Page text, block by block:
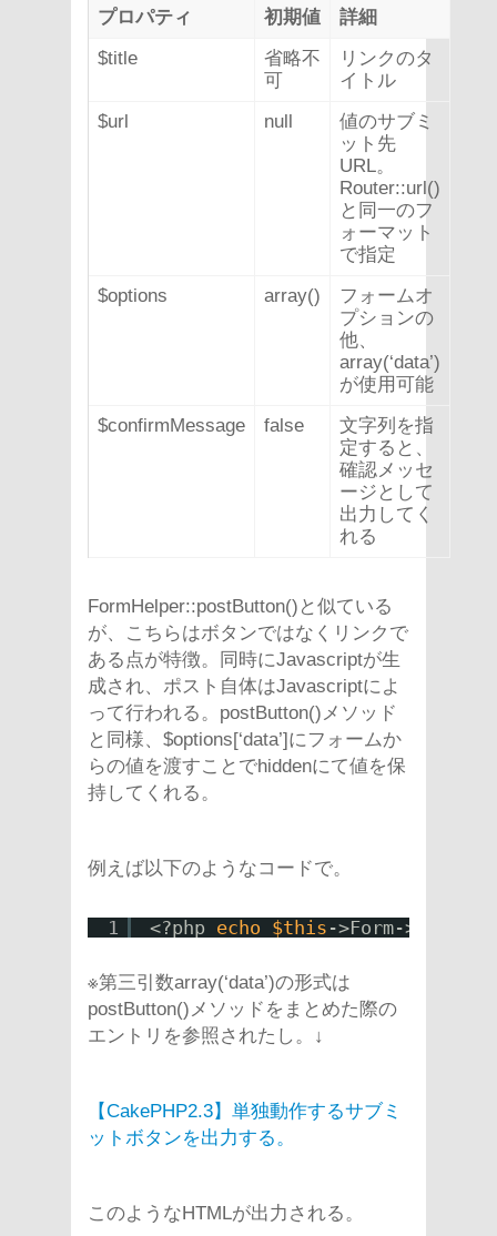
プロパティ 初期値
詳細
$title
省略不
可
リンクのタ
イトル
$url
null
値のサブミ
ット先
URL。
Router::url()
と同一のフ
ォーマット
で指定
$options
array()
フォームオ
プションの
他、
array(‘data’)
が使用可能
$confirmMessage
false
文字列を指
定すると、
確認メッセ
ージとして
出力してく
れる
FormHelper::postButton()と似ている
が、こちらはボタンではなくリンクで
ある点が特徴。同時にJavascriptが生
成され、ポスト自体はJavascriptによ
って行われる。postButton()メソッド
と同様、$options[‘data’]にフォームか
らの値を渡すことでhiddenにて値を保
持してくれる。
例えば以下のようなコードで。
1 <?php echo $this ->Form-
※第三引数array(‘data’)の形式は
postButton()メソッドをまとめた際の
エントリを参照されたし。↓
【CakePHP2.3】単独動作するサブミ
ットボタンを出力する。
このようなHTMLが出力される。